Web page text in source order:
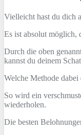
Vielleicht hast du dich
Es ist absolut möglich,
Durch die oben
kannst du deinem
Welche Methode dabei
So wird ein
wiederholen.
Die besten